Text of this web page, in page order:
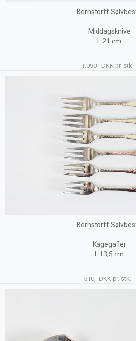
Bernstorff
Middagsknive
L 21 cm
1.090,- DKK pr. stk.
Bernstorff
Kagegafler
L 13,5 cm
510,- DKK pr. stk.